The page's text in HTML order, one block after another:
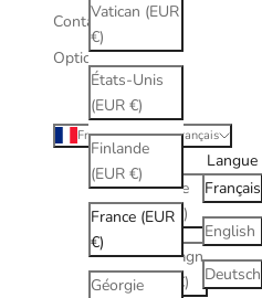
Vatican (EUR
€)
États-Unis
(EUR €)
Finlande
(EUR €)
France (EUR
€)
Géorgie
Contactez nous
Opticien Paris 17
France (EUR €)
Pays
Albanie
(ALL L)
Allemagne
(EUR €)
Français
Langue
Français
English
Deutsch